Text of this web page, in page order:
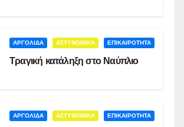
ΑΡΓΟΛΙΔΑ ΑΣΤΥΝΟΜΙΚΑ ΕΠΙΚΑΙΡΟΤΗΤΑ
Τραγική κατάληξη στο Ναύπλιο
ΑΡΓΟΛΙΔΑ ΑΣΤΥΝΟΜΙΚΑ ΕΠΙΚΑΙΡΟΤΗΤΑ